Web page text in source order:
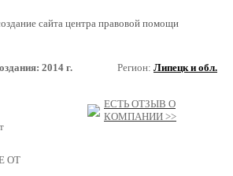
сайта центра правовой помощи
2014 г. Регион: Липецк и обл.
ЕСТЬ ОТЗЫВ О
КОМПАНИИ >>
ОТ